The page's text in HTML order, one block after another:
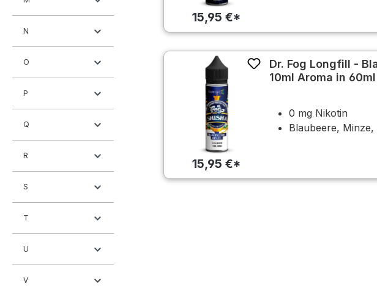
N
O
P
Q
R
S
T
U
V
15,95 €*
15,95 €*
Dr. Fog Longfill -
10ml Aroma in
0 mg Nikotin
Blaubeere, Minze,